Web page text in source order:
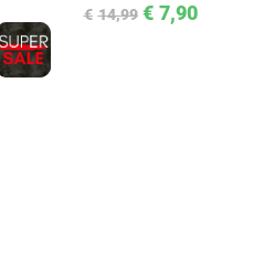
€ 14,99 € 7,90